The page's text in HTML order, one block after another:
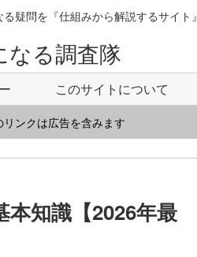
疑問を『仕組みから解説するサイト』
なる調査隊
このサイトについて
リンクは広告を含みます
知識【2026年最